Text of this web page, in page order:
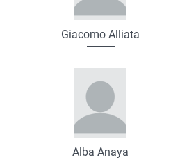
Giacomo Alliata
Alba Anaya